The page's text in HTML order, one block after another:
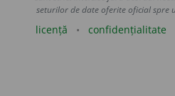
seturilor de date oferite oficial spre
licență confidențialitate